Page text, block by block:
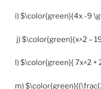
i) $\color{green}{4x -9
j) $\color{green}{x^2 –
l) $\color{green}{ 7x^2 +
m)